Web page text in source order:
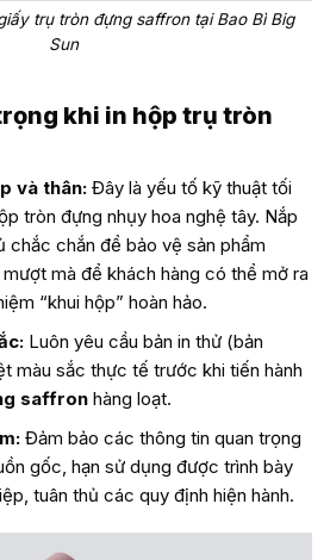
trụ tròn đựng saffron tại Bao Bì Big
Sun
khi in hộp trụ tròn
và thân:Đây là yếu tố kỹ thuật tối
tròn đựng nhụy hoa nghệ tây. Nắp
chắc chắn để bảo vệ sản phẩm
mà để khách hàng có thể mở ra
“khui hộp” hoàn hảo.
Luôn yêu cầu bản in thử (bản
màu sắc thực tế trước khi tiến hành
saffronhàng loạt.
Đảm bảo các thông tin quan trọng
gốc, hạn sử dụng được trình bày
tuân thủ các quy định hiện hành.